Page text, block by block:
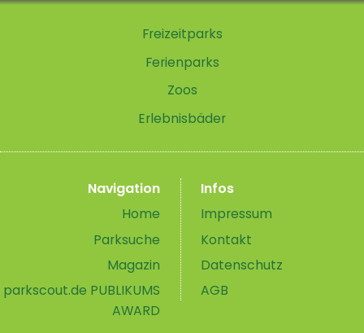
Freizeitparks
Ferienparks
Zoos
Erlebnisbäder
Navigation
Home
Parksuche
Magazin
parkscout.de PUBLIKUMS
AWARD
Infos
Impressum
Kontakt
Datenschutz
AGB